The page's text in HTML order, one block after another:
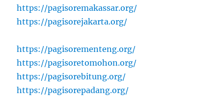
https://pagisoremakassar.org/
https://pagisorejakarta.org/
https://pagisorementeng.org/
https://pagisoretomohon.org/
https://pagisorebitung.org/
https://pagisorepadang.org/